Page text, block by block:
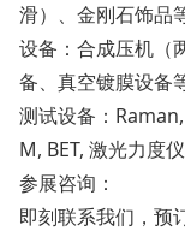
滑）、金刚石饰品
设备：合成压机（
备、真空镀膜设备
测试设备：Raman,
M, BET, 激光力度
参展咨询：
即刻联系我们，预